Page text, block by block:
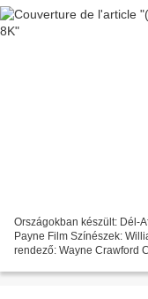
Országokban készült: Dél-
Payne Film Színészek:
rendező: Wayne Crawford